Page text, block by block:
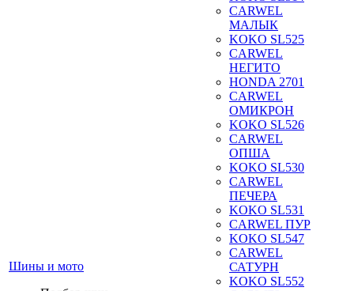
Шины и мото
CARWEL
МАЛЫК
KOKO SL525
CARWEL
НЕГИТО
HONDA 2701
CARWEL
ОМИКРОН
KOKO SL526
CARWEL
ОПША
KOKO SL530
CARWEL
ПЕЧЕРА
KOKO SL531
CARWEL ПУР
KOKO SL547
CARWEL
САТУРН
KOKO SL552